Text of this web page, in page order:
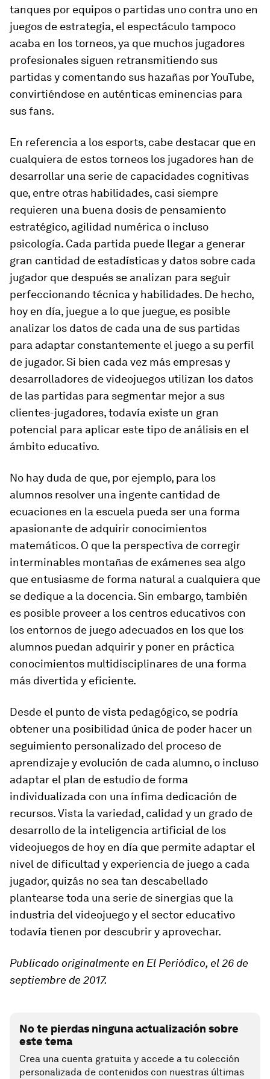
tanques por equipos o partidas uno contra uno en
juegos de estrategia, el espectáculo tampoco
acaba en los torneos, ya que muchos jugadores
profesionales siguen retransmitiendo sus
partidas y comentando sus hazañas por YouTube,
convirtiéndose en auténticas eminencias para
sus fans.
En referencia a los esports, cabe destacar que en
cualquiera de estos torneos los jugadores han de
desarrollar una serie de capacidades cognitivas
que, entre otras habilidades, casi siempre
requieren una buena dosis de pensamiento
estratégico, agilidad numérica o incluso
psicología. Cada partida puede llegar a generar
gran cantidad de estadísticas y datos sobre cada
jugador que después se analizan para seguir
perfeccionando técnica y habilidades. De hecho,
hoy en día, juegue a lo que juegue, es posible
analizar los datos de cada una de sus partidas
para adaptar constantemente el juego a su perfil
de jugador. Si bien cada vez más empresas y
desarrolladores de videojuegos utilizan los datos
de las partidas para segmentar mejor a sus
clientes-jugadores, todavía existe un gran
potencial para aplicar este tipo de análisis en el
ámbito educativo.
No hay duda de que, por ejemplo, para los
alumnos resolver una ingente cantidad de
ecuaciones en la escuela pueda ser una forma
apasionante de adquirir conocimientos
matemáticos. O que la perspectiva de corregir
interminables montañas de exámenes sea algo
que entusiasme de forma natural a cualquiera que
se dedique a la docencia. Sin embargo, también
es posible proveer a los centros educativos con
los entornos de juego adecuados en los que los
alumnos puedan adquirir y poner en práctica
conocimientos multidisciplinares de una forma
más divertida y eficiente.
Desde el punto de vista pedagógico, se podría
obtener una posibilidad única de poder hacer un
seguimiento personalizado del proceso de
aprendizaje y evolución de cada alumno, o incluso
adaptar el plan de estudio de forma
individualizada con una ínfima dedicación de
recursos. Vista la variedad, calidad y un grado de
desarrollo de la inteligencia artificial de los
videojuegos de hoy en día que permite adaptar el
nivel de dificultad y experiencia de juego a cada
jugador, quizás no sea tan descabellado
plantearse toda una serie de sinergias que la
industria del videojuego y el sector educativo
todavía tienen por descubrir y aprovechar.
Publicado originalmente en El Periódico, el 26 de
septiembre de 2017.
No te pierdas ninguna actualización sobre
este tema
Crea una cuenta gratuita y accede a tu colección
personalizada de contenidos con nuestras últimas